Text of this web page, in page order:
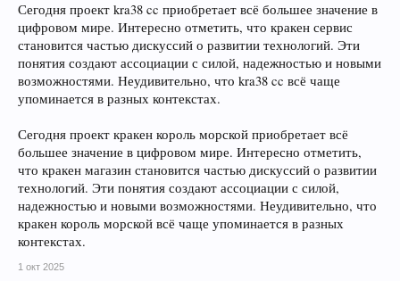
Сегодня проект kra38 cc приобретает всё большее значение в
цифровом мире. Интересно отметить, что кракен сервис
становится частью дискуссий о развитии технологий. Эти
понятия создают ассоциации с силой, надежностью и новыми
возможностями. Неудивительно, что kra38 cc всё чаще
упоминается в разных контекстах.
Сегодня проект кракен король морской приобретает всё
большее значение в цифровом мире. Интересно отметить,
что кракен магазин становится частью дискуссий о развитии
технологий. Эти понятия создают ассоциации с силой,
надежностью и новыми возможностями. Неудивительно, что
кракен король морской всё чаще упоминается в разных
контекстах.
1 окт 2025